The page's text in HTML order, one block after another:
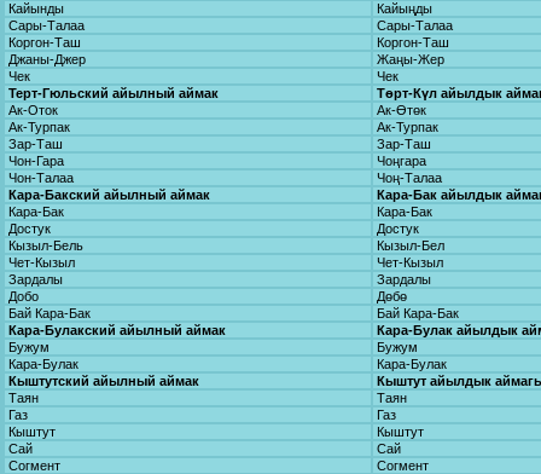
Кайынды
Кайыңды
Сары-Талаа
Сары-Талаа
Коргон-Таш
Коргон-Таш
Джаны-Джер
Жаңы-Жер
Чек
Чек
Терт-Гюльский айылный аймак
Төрт-Күл айылдык
Ак-Оток
Ак-Өтөк
Ак-Турпак
Ак-Турпак
Зар-Таш
Зар-Таш
Чон-Гара
Чоңгара
Чон-Талаа
Чоң-Талаа
Кара-Бакский айылный аймак
Кара-Бак айылдык
Кара-Бак
Кара-Бак
Достук
Достук
Кызыл-Бель
Кызыл-Бел
Чет-Кызыл
Чет-Кызыл
Зардалы
Зардалы
Добо
Дөбө
Бай Кара-Бак
Бай Кара-Бак
Кара-Булакский айылный аймак
Кара-Булак айылдык
Бужум
Бужум
Кара-Булак
Кара-Булак
Кыштутский айылный аймак
Кыштут айылдык
Таян
Таян
Газ
Газ
Кыштут
Кыштут
Сай
Сай
Согмент
Согмент